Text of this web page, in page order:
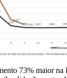
73% maior na